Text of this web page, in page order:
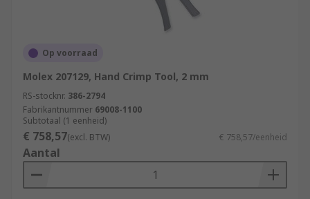
Op voorraad
Molex 207129, Hand Crimp Tool, 2 mm
RS-stocknr. 386-2794
Fabrikantnummer 69008-1100
Subtotaal (1 eenheid)
€ 758,57(excl. BTW) € 758,57/eenheid
Aantal